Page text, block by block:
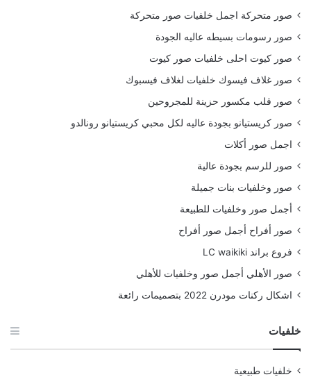
صور متحركة اجمل خلفيات صور متحركة
صور رسومات بسيطه عاليه الجودة
صور كيوت احلى خلفيات صور كيوت
صور غلاف فيسوك خلفيات لغلاف فيسبوك
صور قلب مكسور حزينة للمجروحين
صور كريستيانو بجودة عاليه لكل محبي كريستيانو رونالدو
اجمل صور أكلات
صور للرسم بجودة عالية
صور وخلفيات بنات جميلة
أجمل صور وخلفيات للطبيعة
صور أفراح أجمل صور أفراح
فروع براند LC waikiki
صور الأهلي أجمل صور وخلفيات للأهلي
اشكال ركنات مودرن 2022 بتصميمات رائعة
خلفيات
خلفيات طبيعية